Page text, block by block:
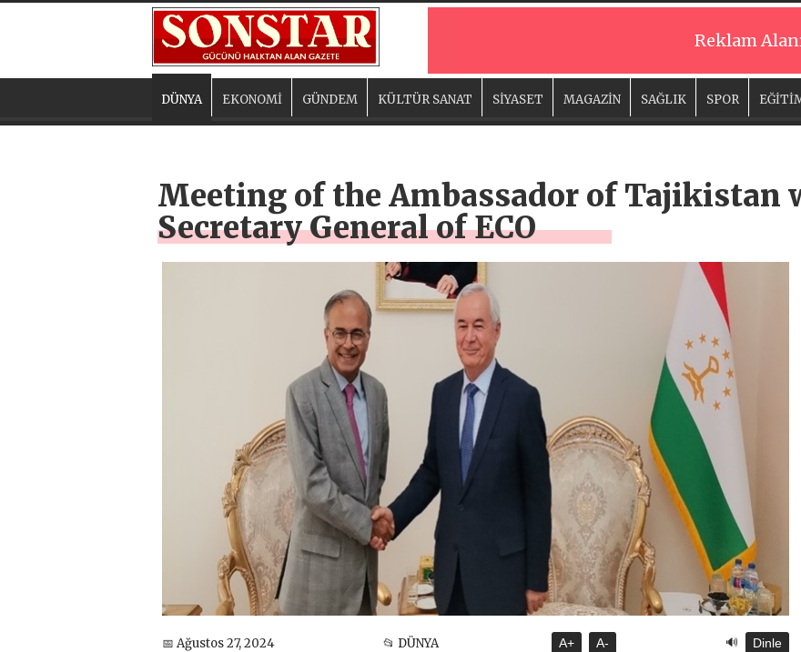
Reklam
DÜNYA EKONOMİ GÜNDEM KÜLTÜR SANAT SİYASET MAGAZİN SAĞLIK SPOR
Meeting of the Ambassador of Tajikistan
Secretary General of ECO
📅 Ağustos 27, 2024 📂 DÜNYA A+ A- 🔊 Dinle